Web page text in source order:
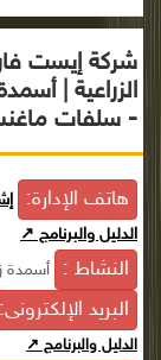
شركة إيست
الزراعية |
- سلفات
هاتف الإدارة:
الدليل والبرنامج ↗
النشاط : أسمدة
البريد الإلكترونى:
الدليل والبرنامج ↗